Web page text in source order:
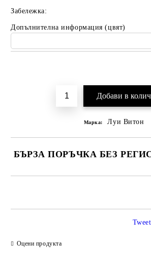
Забележка:
Допълнителна информация (цвят)
Марка: Луи Витон
БЪРЗА ПОРЪЧКА БЕЗ
Оцени продукта
Tweet